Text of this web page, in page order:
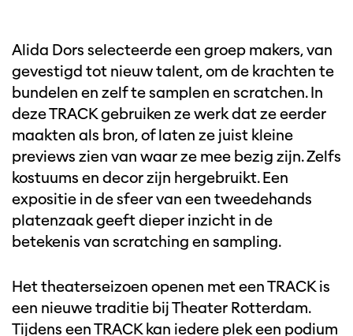
Alida Dors selecteerde een groep makers, van
gevestigd tot nieuw talent, om de krachten te
bundelen en zelf te samplen en scratchen. In
deze TRACK gebruiken ze werk dat ze eerder
maakten als bron, of laten ze juist kleine
previews zien van waar ze mee bezig zijn. Zelfs
kostuums en decor zijn hergebruikt. Een
expositie in de sfeer van een tweedehands
platenzaak geeft dieper inzicht in de
betekenis van scratching en sampling.
Het theaterseizoen openen met een TRACK is
een nieuwe traditie bij Theater Rotterdam.
Tijdens een TRACK kan iedere plek een podium